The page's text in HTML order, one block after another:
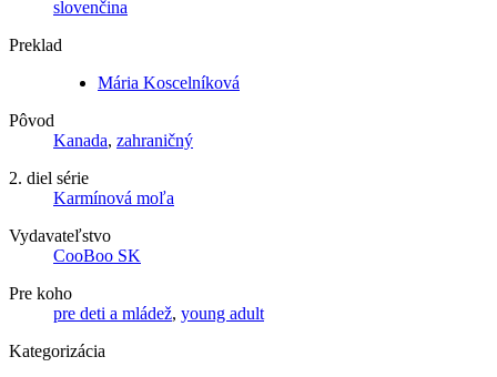
slovenčina
Preklad
Mária Koscelníková
Pôvod
Kanada, zahraničný
2. diel série
Karmínová moľa
Vydavateľstvo
CooBoo SK
Pre koho
pre deti a mládež, young adult
Kategorizácia